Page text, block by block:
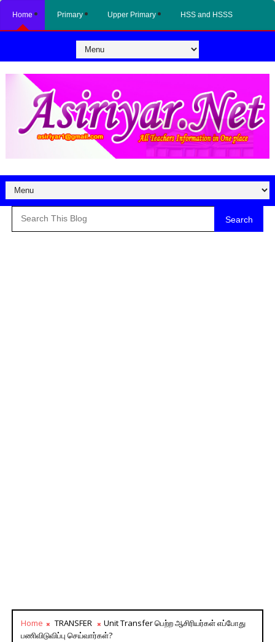
Home Primary Upper Primary HSS and HSSS
Search
Home TRANSFER
Unit Transfer பெற்ற ஆசிரியர்கள் எப்போது
பணிவிடுவிப்பு செய்வார்கள்?